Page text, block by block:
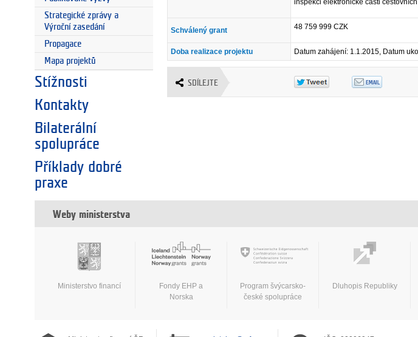
Strategické zprávy a
Výroční zasedání
Propagace
Mapa projektů
Stížnosti
Kontakty
Bilaterální
spolupráce
Příklady dobré
praxe
inspekci elektronické části
Schválený grant 48 759 999 CZK
Doba realizace projektu Datum zahájení: 1.1.2015, Datum
SDÍLEJTE
Weby ministerstva
Ministerstvo financí
Fondy EHP a
Norska
Program švýcarsko-
české spolupráce
Dluhopis Republiky